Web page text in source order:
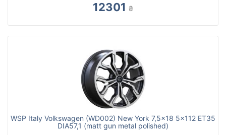
12301 ₴
WSP Italy Volkswagen (WD002) New York 7,5x18 5x112 ET35
DIA57,1 (matt gun metal polished)